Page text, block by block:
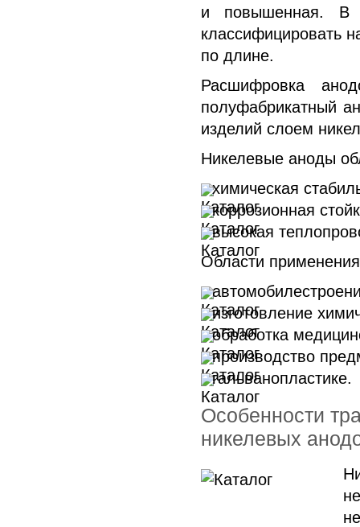
и повышенная. В
классифицировать
по длине.
Расшифровка
полуфабрикатный
изделий слоем
Никелевые аноды
химическая
коррозионная
высокая
Области
изготовление
обработка
производство
гальванопластике.
Особенности
никелевых